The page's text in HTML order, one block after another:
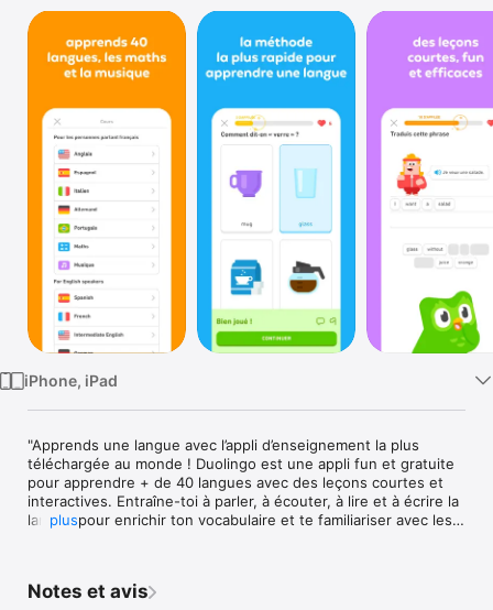
Mac
Watch
iPhone, iPad
"Apprends une langue avec l’appli d’enseignement la plus
téléchargée au monde ! Duolingo est une appli fun et gratuite
pour apprendre + de 40 langues avec des leçons courtes et
interactives. Entraîne-toi à parler, à écouter, à lire et à écrire la
langue pour enrichir ton vocabulaire et te familiariser avec les
des centaines de millions de personnes à travers le monde,
plus
Notes et avis